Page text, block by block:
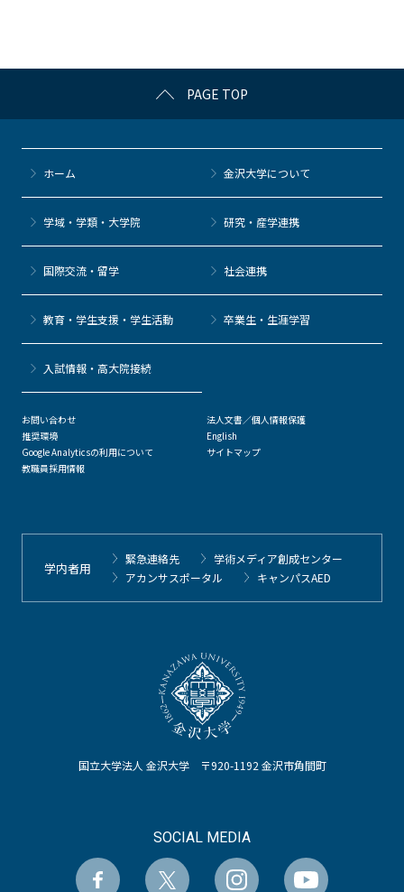
k
PAGE TOP
国立大学法人 金沢大学 〒920-1192 金沢市角間町
SOCIAL MEDIA
ホーム 金沢大学について
学域・学類・大学院 研究・産学連携
国際交流・留学 社会連携
教育・学生支援・学生活動 卒業生・生涯学習
⼊試情報・高大院接続
お問い合わせ
推奨環境
Google Analyticsの利用について
教職員採用情報
法人文書／個人情報保護
English
サイトマップ
学内者用
緊急連絡先
学術メディア創成センター
アカンサスポータル
キャンパスAED